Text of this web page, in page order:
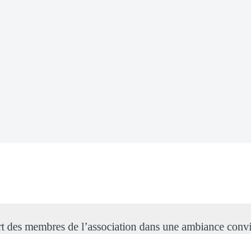
membres de l’association dans une ambiance